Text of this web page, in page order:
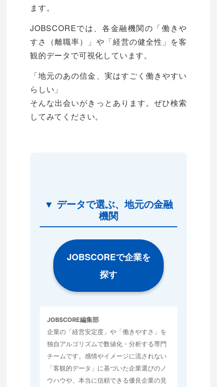
ます。
JOBSCOREでは、各金融機関の「働きや
すさ（離職率）」や「経営の健全性」を客
観的データで可視化しています。
「地元のあの信金、実はすごく働きやすい
らしい」
そんな出会いがきっとあります。ぜひ検索
してみてください。
▼ データで選ぶ、地元の金融
機関
JOBSCOREで企業を
探す
JOBSCORE編集部
企業の「経営安定度」や「働きやすさ」を
独自アルゴリズムで数値化・分析する専門
チームです。感情やイメージに流されない
「客観的データ」に基づいた企業選びのノ
ウハウや、本当に信頼できる優良企業の見